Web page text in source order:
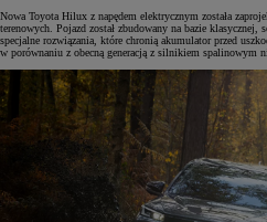
Nowa Toyota Hilux z napędem elektrycznym została
terenowych. Pojazd został zbudowany na bazie
specjalne rozwiązania, które chronią akumulator przed
w porównaniu z obecną generacją z silnikiem spalinowym